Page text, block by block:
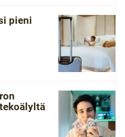
pieni